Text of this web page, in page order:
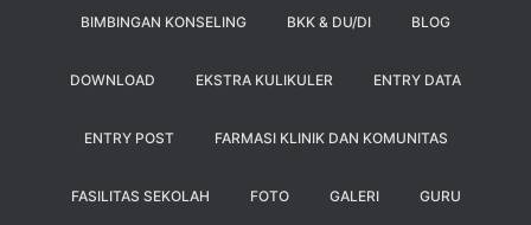
BIMBINGAN KONSELING BKK & DU/DI BLOG
DOWNLOAD EKSTRA KULIKULER ENTRY DATA
ENTRY POST FARMASI KLINIK DAN KOMUNITAS
FASILITAS SEKOLAH FOTO GALERI GURU